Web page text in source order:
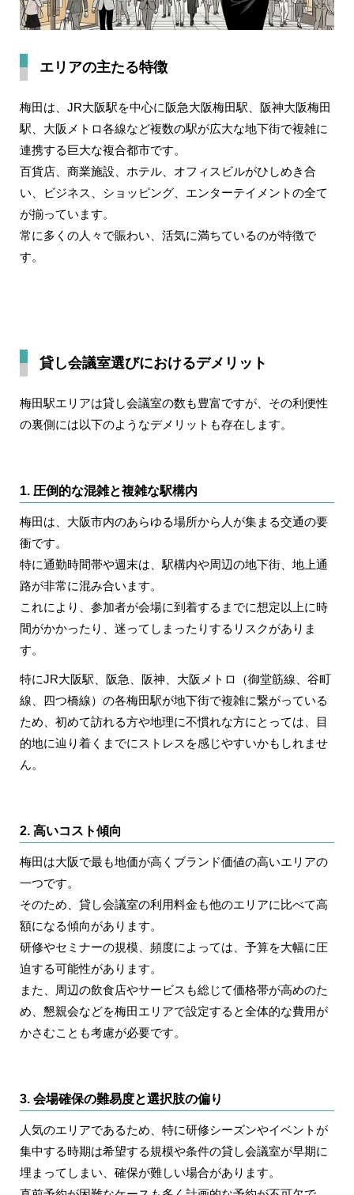
エリアの主たる特徴
梅田は、JR大阪駅を中心に阪急大阪梅田駅、阪神大阪梅田
駅、大阪メトロ各線など複数の駅が広大な地下街で複雑に
連携する巨大な複合都市です。
百貨店、商業施設、ホテル、オフィスビルがひしめき合
い、ビジネス、ショッピング、エンターテイメントの全て
が揃っています。
常に多くの人々で賑わい、活気に満ちているのが特徴で
す。
貸し会議室選びにおけるデメリット
梅田駅エリアは貸し会議室の数も豊富ですが、その利便性
の裏側には以下のようなデメリットも存在します。
1. 圧倒的な混雑と複雑な駅構内
梅田は、大阪市内のあらゆる場所から人が集まる交通の要
衝です。
特に通勤時間帯や週末は、駅構内や周辺の地下街、地上通
路が非常に混み合います。
これにより、参加者が会場に到着するまでに想定以上に時
間がかかったり、迷ってしまったりするリスクがありま
す。
特にJR大阪駅、阪急、阪神、大阪メトロ（御堂筋線、谷町
線、四つ橋線）の各梅田駅が地下街で複雑に繋がっている
ため、初めて訪れる方や地理に不慣れな方にとっては、目
的地に辿り着くまでにストレスを感じやすいかもしれませ
ん。
2. 高いコスト傾向
梅田は大阪で最も地価が高くブランド価値の高いエリアの
一つです。
そのため、貸し会議室の利用料金も他のエリアに比べて高
額になる傾向があります。
研修やセミナーの規模、頻度によっては、予算を大幅に圧
迫する可能性があります。
また、周辺の飲食店やサービスも総じて価格帯が高めのた
め、懇親会などを梅田エリアで設定すると全体的な費用が
かさむことも考慮が必要です。
3. 会場確保の難易度と選択肢の偏り
人気のエリアであるため、特に研修シーズンやイベントが
集中する時期は希望する規模や条件の貸し会議室が早期に
埋まってしまい、確保が難しい場合があります。